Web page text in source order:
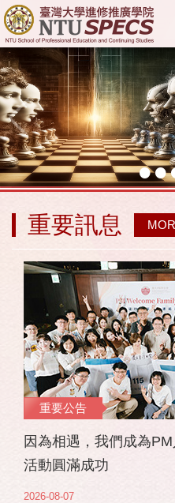
••
重要訊息
重要公告
因為相遇，我們成為
活動圓滿成功
2026-08-07